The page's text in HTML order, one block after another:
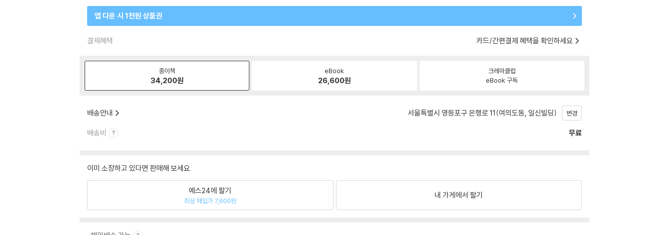
앱 다운 시 1천원 상품권
결제혜택 카드/간편결제 혜택을 확인하세요
종이책
34,200원
eBook
26,600원
크레마클럽
eBook 구독
배송안내 서울특별시 영등포구 은행로 11(여의도동, 일신빌딩) 변경
배송비 무료
이미 소장하고 있다면 판매해 보세요.
예스24에 팔기
최상 매입가 7,600원
내 가게에서 팔기